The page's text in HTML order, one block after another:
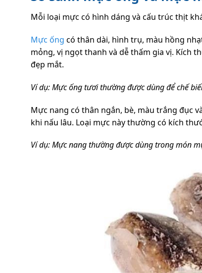
Mỗi loại mực có hình dáng và cấu trúc thịt
Mực ống có thân dài, hình trụ, màu hồng
mỏng, vị ngọt thanh và dễ thấm gia vị. Kích
đẹp mắt.
Ví dụ: Mực ống tươi thường được dùng để chế
Mực nang có thân ngắn, bè, màu trắng đục
khi nấu lâu. Loại mực này thường có kích
Ví dụ: Mực nang thường được dùng trong món